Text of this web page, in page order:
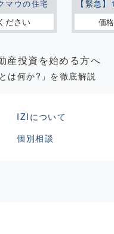
マウの住宅
ださい
【緊急
価格
産投資を始める方へ
は何か?」を徹底解説
IZIについて
個別相談